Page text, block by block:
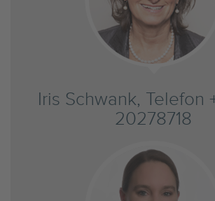
Iris Schwank, Telefon
20278718